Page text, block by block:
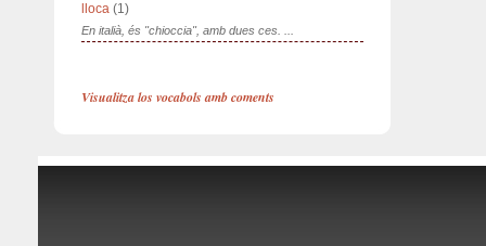
lloca (1)
En italià, és "chioccia", amb dues ces. ...
Visualitza los vocabols amb coments